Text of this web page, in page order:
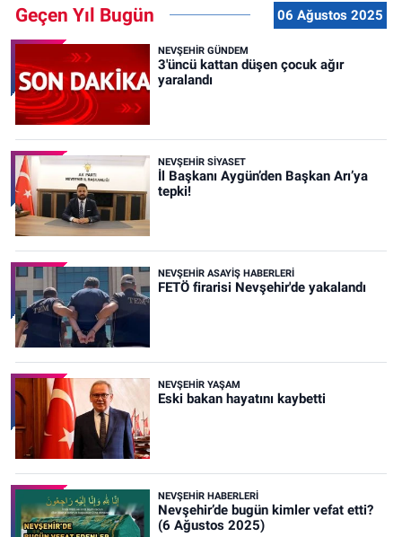
Geçen Yıl Bugün 06 Ağustos 2025
NEVŞEHIR GÜNDEM
3'üncü kattan düşen çocuk ağır
yaralandı
NEVŞEHIR SIYASET
İl Başkanı Aygün’den Başkan Arı’ya
tepki!
NEVŞEHIR ASAYIŞ HABERLERI
FETÖ firarisi Nevşehir'de yakalandı
NEVŞEHIR YAŞAM
Eski bakan hayatını kaybetti
NEVŞEHIR HABERLERI
Nevşehir’de bugün kimler vefat etti?
(6 Ağustos 2025)